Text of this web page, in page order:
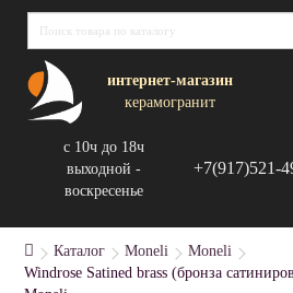
интернет-магазин
керамогранит
с 10ч до 18ч
выходной -
воскресенье
+7(917)521-
Каталог Moneli
Moneli
Windrose Satined brass (бронза